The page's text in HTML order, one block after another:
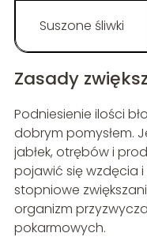
Suszone śliwki
Zasady
Podniesienie ilości
dobrym pomysłem.
jabłek, otrębów i
pojawić się wzdęcia
stopniowe
organizm
pokarmowych.